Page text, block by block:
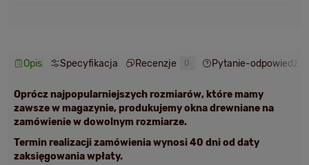
Opis Specyfikacja Recenzje 0 Pytanie-odpowiedź
Oprócz najpopularniejszych rozmiarów, które mamy
zawsze w magazynie, produkujemy okna drewniane na
zamówienie w dowolnym rozmiarze.
Termin realizacji zamówienia wynosi 40 dni od daty
zaksięgowania wpłaty.